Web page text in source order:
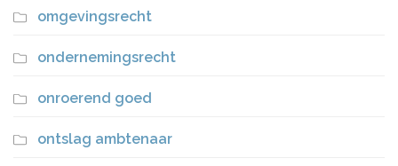
omgevingsrecht
ondernemingsrecht
onroerend goed
ontslag ambtenaar